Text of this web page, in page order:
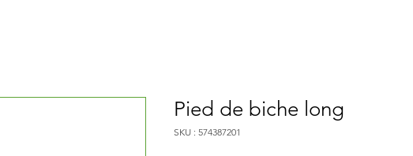
Pied de biche long
SKU : 574387201